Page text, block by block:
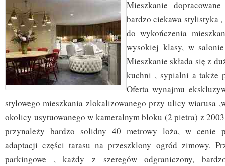
Mieszkanie
bardzo ciekawa stylistyka
do wykończenia
wysokiej klasy, w
Mieszkanie składa się z
kuchni , sypialni a także
Oferta wynajmu
stylowego mieszkania zlokalizowanego przy ulicy wiarusa
okolicy usytuowanego w kameralnym bloku (2 pietra) z
przynależy bardzo solidny 40 metrowy loża, w cenie
adaptacji części tarasu na przeszklony ogród zimowy.
parkingowe , każdy z szeregów odgraniczony,